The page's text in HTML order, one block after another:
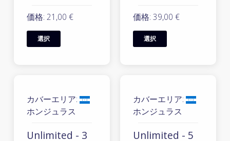
価格: 21,00 €
選択
価格: 39,00 €
選択
カバーエリア:
ホンジュラス
Unlimited - 3
カバーエリア:
ホンジュラス
Unlimited - 5